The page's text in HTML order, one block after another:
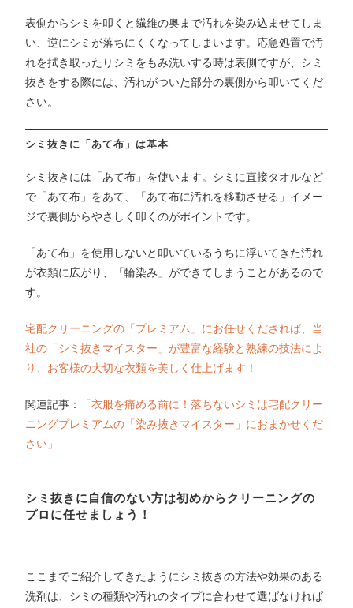
表側からシミを叩くと繊維の奥まで汚れを染み込ませてしま
い、逆にシミが落ちにくくなってしまいます。応急処置で汚
れを拭き取ったりシミをもみ洗いする時は表側ですが、シミ
抜きをする際には、汚れがついた部分の裏側から叩いてくだ
さい。
シミ抜きに「あて布」は基本
シミ抜きには「あて布」を使います。シミに直接タオルなど
で「あて布」をあて、「あて布に汚れを移動させる」イメー
ジで裏側からやさしく叩くのがポイントです。
「あて布」を使用しないと叩いているうちに浮いてきた汚れ
が衣類に広がり、「輪染み」ができてしまうことがあるので
す。
宅配クリーニングの「プレミアム」にお任せくだされば、当
社の「シミ抜きマイスター」が豊富な経験と熟練の技法によ
り、お客様の大切な衣類を美しく仕上げます！
関連記事：
「衣服を痛める前に！落ちないシミは宅配クリー
ニングプレミアムの「染み抜きマイスター」におまかせくだ
さい」
シミ抜きに自信のない方は初めからクリーニングの
プロに任せましょう！
ここまでご紹介してきたようにシミ抜きの方法や効果のある
洗剤は、シミの種類や汚れのタイプに合わせて選ばなければ